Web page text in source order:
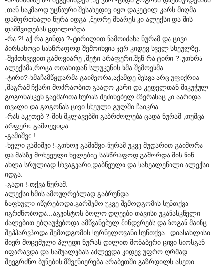
,თან საკმაოდ უცნაური შესახედიც იყო.დაკეტილ კარს მიღმა
დამფრთხალი ნურა იდგა ,მეორე მხარეს კი ალექსი და მის
დამშვიდებას ცდილობდა.
-რა ?! აქ რა გინდა ?-ტირილით წამოიძახა ნურამ და ცივი
პირსახოცი სასწრაფოდ შემოიხვია ჯერ კიდევ სველ სხეულზე.
-შემთხვევით გამოვიარე ,მეტი არაფერი.შენ რა ტირი ?-უთხრა
ალექსმა,როცა ოთახიდან სლუკუნის ხმა შემოესმა.
-ტირი?-ხმაჩამწყდარმა გაიმეორა,აქამდე შესვა არც უფიქრია
,მაგრამ ჩქარი მოძრაობით გააღო კარი და კედელთან მიკუჭულ
გოგონასკენ გაემართა.ნურას შეშინებულ მზერასაც კი აარიდა
თვალი და გოგონას ცივი სხეული გულში ჩაიკრა.
-რას აკეთებ ?-მის მკლავებში გაბრძოლება ცადა ნურამ ,თუმცა
არფერი გამოუვიდა.
-გამიშვი !.
-ხელი გამიშვი !-გთხოვ გამიშვი-ნურამ უკვე მუდარით გაიმორა
და მასზე მოხვეული ხელებიც სასწრაფოდ გაშორდა.მის წინ
ახლა სრულიად სხვაგვარი,დაბნეული და სახეალეწილი ალექსი
იდგა.
-გადი !-თქვა ნურამ.
ალექსი ხმის ამოუღრებლად გაბრუნდა ...
ზაფხული იწურებოდა.გარშემო უკვე შემოდგომის სუნთქვა
იგრძნობოდა...აგვისტოს ბოლო დღეები თავისი უკანასკნელი
ძალებით ებღაუჭებოდა ამწვანებულ მინდვრებს და ზოგან მაინც
შეჰპარვპოდა შემოდგომის სურნელოვანი სუნთქვა...დიასახლისი
მიერ მოცემული პლედი ნურას დილით მონაბერი ცივი სიოსგან
იფარავდა და საშუალებას აძლევდა კიდევ უფრო ღრმად
შეეგრძნო ბუნების მშვენიერება.არაბეთში გაზრდილს ასეთი